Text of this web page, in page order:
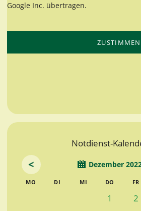
Google Inc. übertragen.
ZUSTIMMEN
Notdienst-
< Dezember
MO DI MI DO FR
1 2